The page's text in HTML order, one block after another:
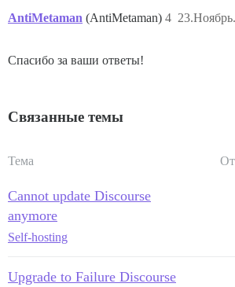
AntiMetaman (AntiMetaman) 4
Спасибо за ваши ответы!
Связанные темы
Тема
Cannot update Discourse
anymore
Self-hosting
Upgrade to Failure Discourse